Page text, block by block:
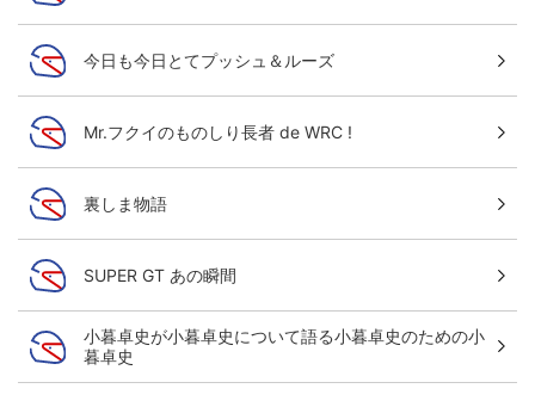
今日も今日とてプッシュ＆ルーズ
Mr.フクイのものしり長者 de WRC !
裏しま物語
SUPER GT あの瞬間
小暮卓史が小暮卓史について語る小暮卓史のための小
暮卓史